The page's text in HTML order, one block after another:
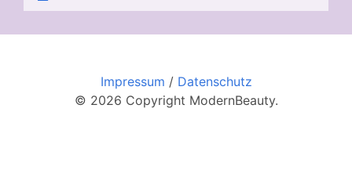
Impressum / Datenschutz
© 2026 Copyright ModernBeauty.